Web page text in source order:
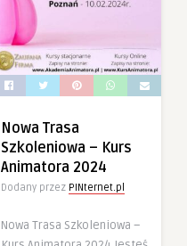
Nowa Trasa
Szkoleniowa – Kurs
Animatora 2024
Dodany przez PINternet.pl
Nowa Trasa Szkoleniowa –